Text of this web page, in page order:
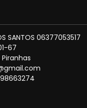
SANTOS 06377053517
67